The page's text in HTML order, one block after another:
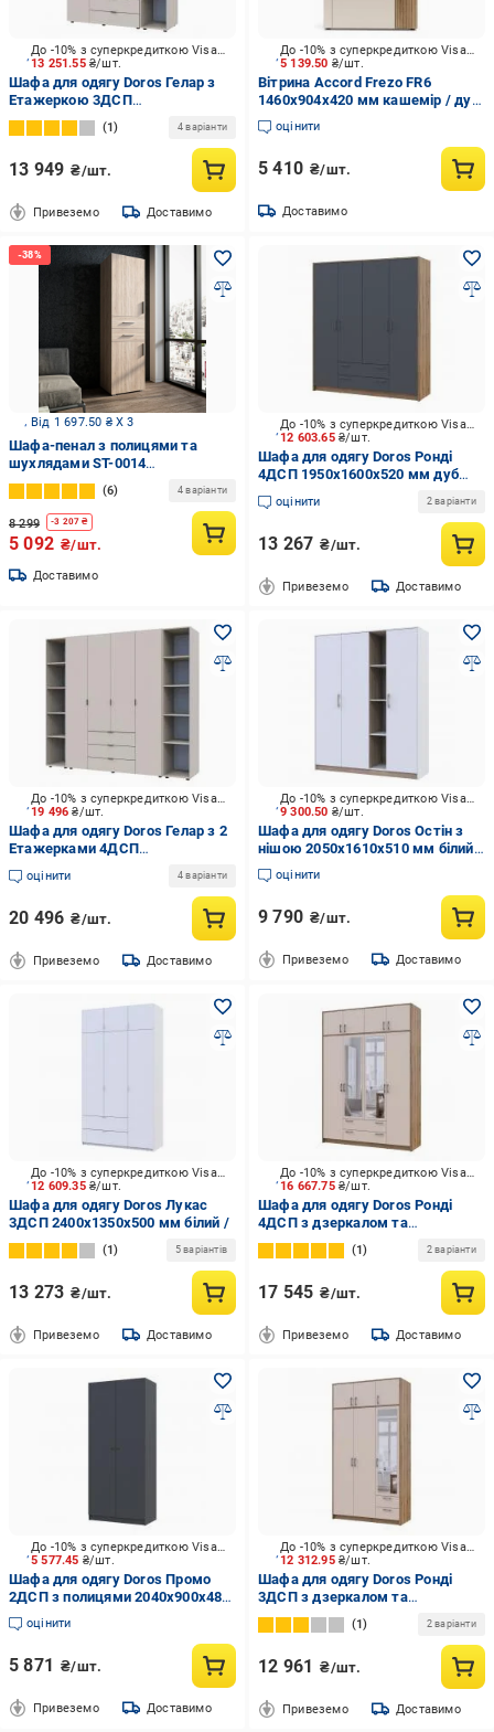
13 251.55 ₴/шт.
До -10% з суперкредиткою Visa Вигода
Шафа для одягу Doros Гелар з
Етажеркою 3ДСП
2034х1544х495 мм кашемір /
1 4 варіанти
13 949 ₴/шт.
Привеземо Доставимо
5 139.50 ₴/шт.
До -10% з суперкредиткою Visa Вигода
Вітрина Accord Frezo FR6
1460х904х420 мм кашемір / дуб
евок прибережний / кашемір
оцінити
5 410 ₴/шт.
Доставимо
Від 1 697.50 ₴ X 3
Шафа-пенал з полицями та
шухлядами ST-0014
600х520х2190 мм Дуб Сонома
6 4 варіанти
8 299 -3 207 ₴
5 092 ₴/шт.
Доставимо
12 603.65 ₴/шт.
До -10% з суперкредиткою Visa Вигода
Шафа для одягу Doros Ронді
4ДСП 1950х1600х520 мм дуб
артізан
оцінити 2 варіанти
13 267 ₴/шт.
Привеземо Доставимо
19 496₴/шт.
До -10% з суперкредиткою Visa Вигода
Шафа для одягу Doros Гелар з 2
Етажерками 4ДСП
2034х2314х495 мм кашемір /
оцінити 4 варіанти
20 496 ₴/шт.
Привеземо Доставимо
9 300.50 ₴/шт.
До -10% з суперкредиткою Visa Вигода
Шафа для одягу Doros Остін з
нішою 2050х1610х510 мм білий /
білий
оцінити
9 790 ₴/шт.
Привеземо Доставимо
12 609.35 ₴/шт.
До -10% з суперкредиткою Visa Вигода
Шафа для одягу Doros Лукас
3ДСП 2400х1350х500 мм білий /
1 5 варіантів
13 273 ₴/шт.
Привеземо Доставимо
16 667.75 ₴/шт.
До -10% з суперкредиткою Visa Вигода
Шафа для одягу Doros Ронді
4ДСП з дзеркалом та
антресолею 2360х1600х520 мм
дуб артізан кашемір
1 2 варіанти
17 545 ₴/шт.
Привеземо Доставимо
5 577.45 ₴/шт.
До -10% з суперкредиткою Visa Вигода
Шафа для одягу Doros Промо
2ДСП з полицями 2040х900х480
мм антрацит / антрацит
оцінити
5 871 ₴/шт.
Привеземо Доставимо
12 312.95 ₴/шт.
До -10% з суперкредиткою Visa Вигода
Шафа для одягу Doros Ронді
3ДСП з дзеркалом та
антресолею 2360х1210х520 мм
дуб артізан кашемір
1 2 варіанти
12 961 ₴/шт.
Привеземо Доставимо